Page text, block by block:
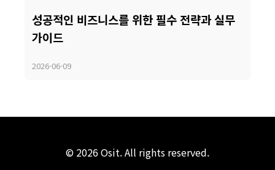
성공적인 비즈니스를 위한 필수 전략과 실무
가이드
2026-06-09
© 2026 Osit. All rights reserved.